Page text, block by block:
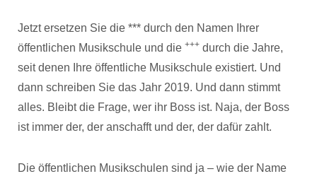
Jetzt ersetzen Sie die *** durch den Namen Ihrer
öffentlichen Musikschule und die +++ durch die Jahre,
seit denen Ihre öffentliche Musikschule existiert. Und
dann schreiben Sie das Jahr 2019. Und dann stimmt
alles. Bleibt die Frage, wer ihr Boss ist. Naja, der Boss
ist immer der, der anschafft und der, der dafür zahlt.
Die öffentlichen Musikschulen sind ja – wie der Name